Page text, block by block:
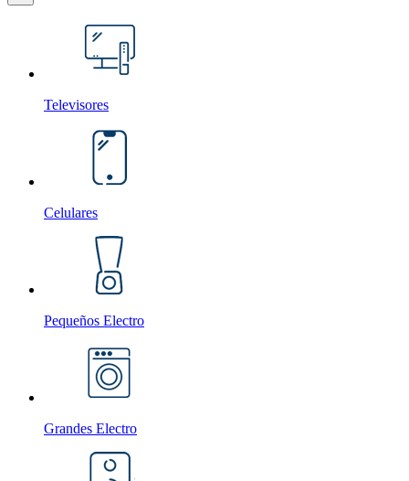
Televisores
Celulares
Pequeños Electro
Grandes Electro